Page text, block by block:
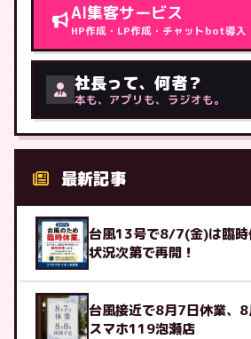
AI集客サービス
HP作成・LP作成・チャットbot導入
社長って、何者？
本も、アプリも、ラジオも。
最新記事
台風13号で8/7(金)は臨
状況次第で再開！
台風接近で8月7日休業、8
スマホ119泡瀬店